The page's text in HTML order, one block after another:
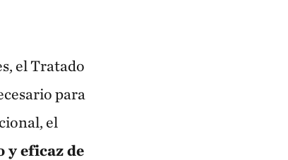
el Tratado
para
el
y eficaz de